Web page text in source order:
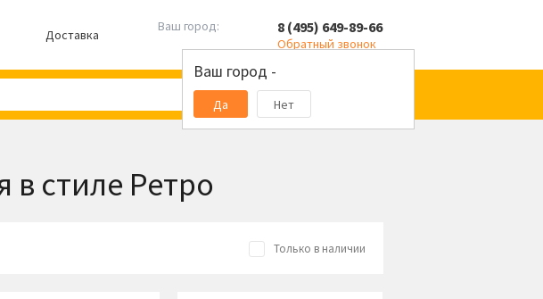
Доставка
Ваш город:
Ваш город -
Да Нет
8 (495) 649-89-66
Обратный звонок
в стиле Ретро
Только в наличии